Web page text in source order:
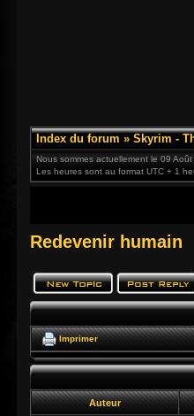
Index du forum » Skyrim -
Nous sommes actuellement le 09
Les heures sont au format UTC + 1
Redevenir humain
Imprimer
Auteur